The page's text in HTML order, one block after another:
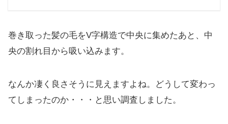
巻き取った髪の毛をV字構造で中央に集めたあと、中
央の割れ目から吸い込みます。
なんか凄く良さそうに見えますよね。どうして変わっ
てしまったのか・・・と思い調査しました。